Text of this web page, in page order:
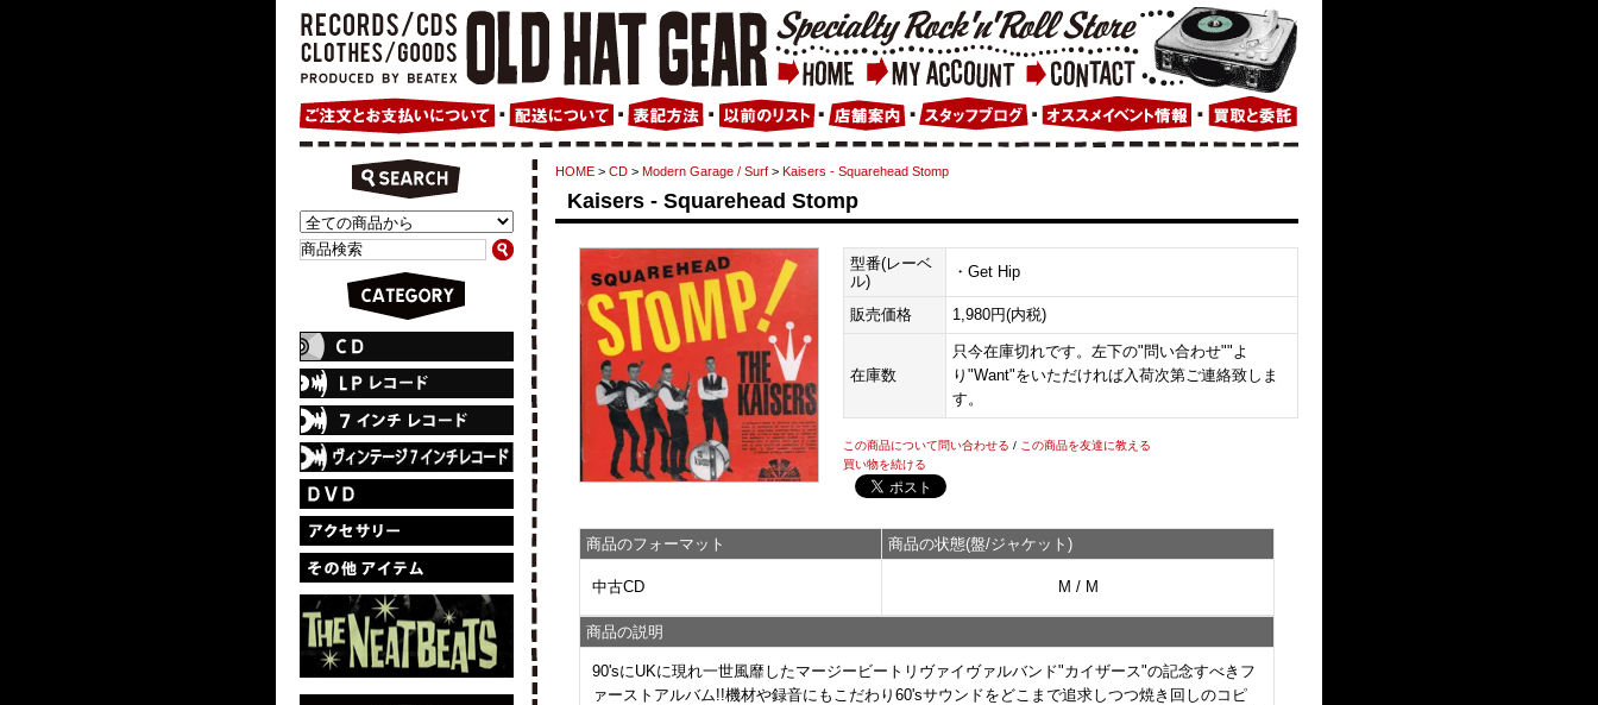
HOME > CD > Modern Garage / Surf > Kaisers - Squarehead Stomp
Kaisers - Squarehead Stomp
型番(レーベ
ル)
・Get Hip
販売価格 1,980円(内税)
在庫数
只今在庫切れです。左下の"問い合わせ""よ
り"Want"をいただければ入荷次第ご連絡致しま
す。
この商品について問い合わせる / この商品を友達に教える
買い物を続ける
商品のフォーマット 商品の状態(盤/ジャケット)
中古CD M / M
商品の説明
90'sにUKに現れ一世風靡したマージービートリヴァイヴァルバンド"カイザース"の記念すべきフ
ァーストアルバム!!機材や録音にもこだわり60'sサウンドをどこまで追求しつつ焼き回しのコピ